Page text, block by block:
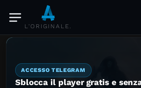
L'ORIGINALE.
ACCESSO TELEGRAM
Sblocca il player gratis e